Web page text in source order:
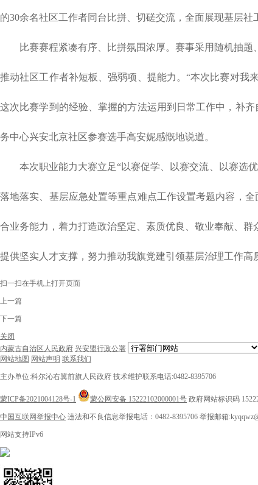
的30余名社区工作者同台比拼、切磋交流，全面展现基层社
比赛赛程紧凑有序、比拼氛围浓厚。赛事采用随机抽
推动社区工作者补短板、强弱项、提能力。“本次比赛对我
这次比赛学到的经验、掌握的方法运用到日常工作中，补
务中心兴安北京社区参赛选手高安妮感慨地说道。
本次职业能力大赛立足“以赛促学、以赛交流、以赛选
落地落实、基层应急处置等重点难点工作设置考题内容，
合业务能力，着力打造政治坚定、素质优良、敬业奉献、
提供坚实人才支撑，努力推动我旗党建引领基层治理工作高
扫一扫在手机上打开页面
上一篇
下一篇
关闭
内蒙古自治区人民政府 兴安盟行政公署
网站地图 网站声明 联系我们
主办单位:科尔沁右翼前旗人民政府 技术维护联系电话:0482-8395706
蒙ICP备2021004128号-1 蒙公网安备 15222102000001号 政府网站标识码
中国互联网举报中心 违法和不良信息举报电话：0482-8395706 举报邮箱
网站支持IPv6